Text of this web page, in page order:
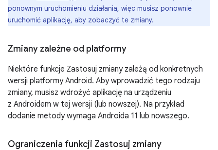
ponownym uruchomieniu działania, więc musisz ponownie
uruchomić aplikację, aby zobaczyć te zmiany.
Zmiany zależne od platformy
Niektóre funkcje Zastosuj zmiany zależą od konkretnych
wersji platformy Android. Aby wprowadzić tego rodzaju
zmiany, musisz wdrożyć aplikację na urządzeniu
z Androidem w tej wersji (lub nowszej). Na przykład
dodanie metody wymaga Androida 11 lub nowszego.
Ograniczenia funkcji Zastosuj zmiany